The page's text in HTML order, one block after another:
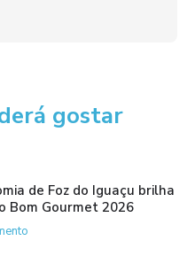
gostar
de Foz do Iguaçu brilha
Bom Gourmet 2026